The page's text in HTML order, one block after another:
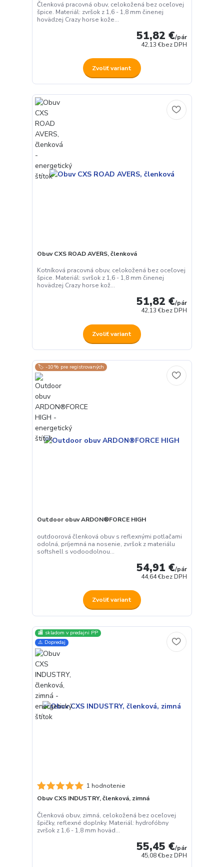
Členková pracovná obuv, celokožená bez oceľovej
špice. Materiál: zvršok z 1,6 - 1,8 mm činenej
hovädzej Crazy horse kože...
51,82 €/pár
42,13 €bez DPH
Zvoliť variant
Obuv CXS ROAD AVERS, členková
Kotníková pracovná obuv, celokožená bez oceľovej
špice. Materiál: svršok z 1,6 - 1,8 mm činenej
hovädzej Crazy horse kož...
51,82 €/pár
42,13 €bez DPH
Zvoliť variant
🏷️ -10% pre registrovaných
Outdoor obuv ARDON®FORCE HIGH
outdoorová členková obuv s reflexnými potlačami
odolná, príjemná na nosenie, zvršok z materiálu
softshell s vodoodolnou...
54,91 €/pár
44,64 €bez DPH
Zvoliť variant
🏬 skladom v predajni PP
⚠️ Dopredaj
1 hodnotenie
Obuv CXS INDUSTRY, členková, zimná
Členková obuv, zimná, celokožená bez oceľovej
špičky, reflexné doplnky. Materiál: hydrofóbny
zvršok z 1,6 - 1,8 mm hoväd...
55,45 €/pár
45,08 €bez DPH